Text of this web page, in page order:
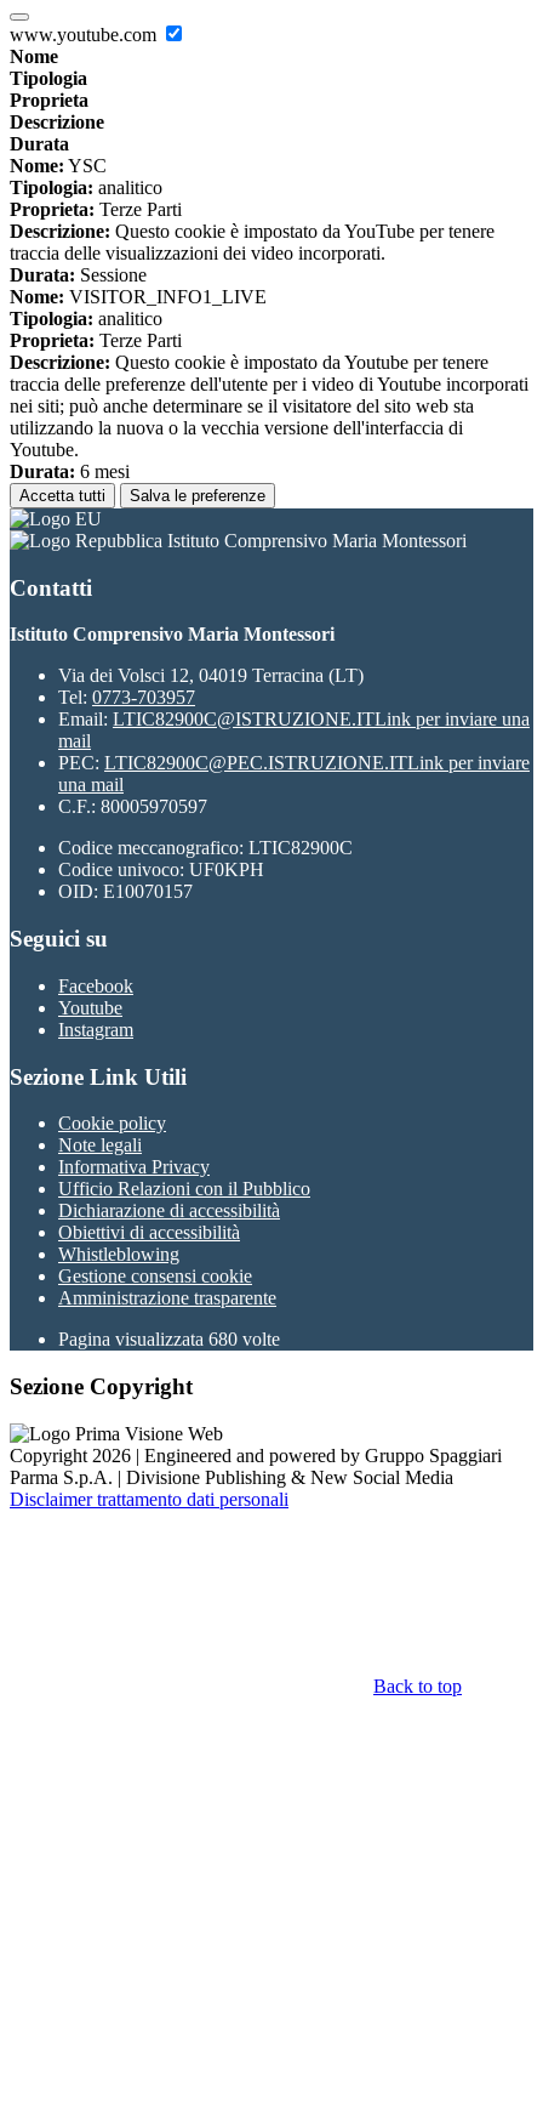
www.youtube.com
Nome
Tipologia
Proprieta
Descrizione
Durata
Nome: YSC
Tipologia: analitico
Proprieta: Terze Parti
Descrizione: Questo cookie è impostato da YouTube per tenere
traccia delle visualizzazioni dei video incorporati.
Durata: Sessione
Nome: VISITOR_INFO1_LIVE
Tipologia: analitico
Proprieta: Terze Parti
Descrizione: Questo cookie è impostato da Youtube per tenere
traccia delle preferenze dell'utente per i video di Youtube incorporati
nei siti; può anche determinare se il visitatore del sito web sta
utilizzando la nuova o la vecchia versione dell'interfaccia di
Youtube.
Durata: 6 mesi
Accetta tutti Salva le preferenze
Istituto Comprensivo Maria Montessori
Contatti
Istituto Comprensivo Maria Montessori
Via dei Volsci 12, 04019 Terracina (LT)
Tel: 0773-703957
Email: LTIC82900C@ISTRUZIONE.ITLink per inviare una
mail
PEC: LTIC82900C@PEC.ISTRUZIONE.ITLink per inviare
una mail
C.F.: 80005970597
Codice meccanografico: LTIC82900C
Codice univoco: UF0KPH
OID: E10070157
Seguici su
Facebook
Youtube
Instagram
Sezione Link Utili
Cookie policy
Note legali
Informativa Privacy
Ufficio Relazioni con il Pubblico
Dichiarazione di accessibilità
Obiettivi di accessibilità
Whistleblowing
Gestione consensi cookie
Amministrazione trasparente
Pagina visualizzata 680 volte
Sezione Copyright
Copyright 2026 | Engineered and powered by Gruppo Spaggiari
Parma S.p.A. | Divisione Publishing & New Social Media
Disclaimer trattamento dati personali
Back to top